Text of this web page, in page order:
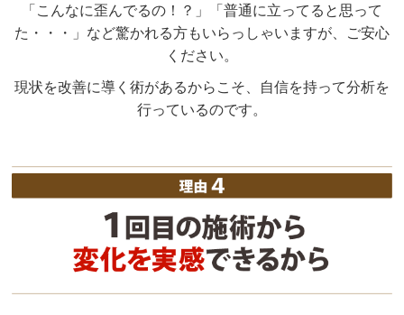
「こんなに歪んでるの！？」「普通に立ってると思って
た・・・」など驚かれる方もいらっしゃいますが、ご安心
ください。
現状を改善に導く術があるからこそ、自信を持って分析を
行っているのです。